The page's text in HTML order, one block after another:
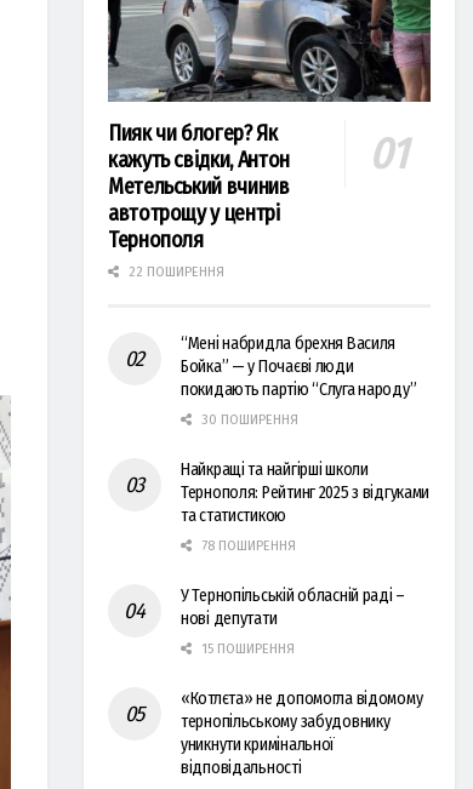
Пияк чи блогер? Як
кажуть свідки, Антон
Метельський вчинив
автотрощу у центрі
Тернополя
22 ПОШИРЕННЯ
“Мені набридла брехня Василя
Бойка” — у Почаєві люди
покидають партію “Слуга народу”
30 ПОШИРЕННЯ
Найкращі та найгірші школи
Тернополя: Рейтинг 2025 з відгуками
та статистикою
78 ПОШИРЕННЯ
У Тернопільській обласній раді –
нові депутати
15 ПОШИРЕННЯ
«Котлєта» не допомогла відомому
тернопільському забудовнику
уникнути кримінальної
відповідальності